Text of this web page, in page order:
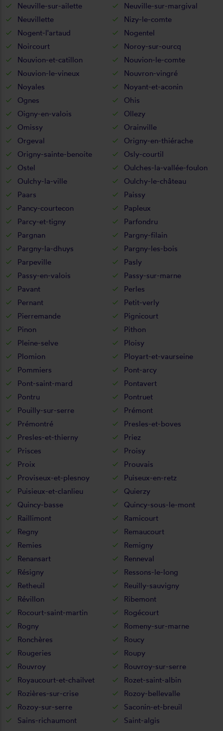
Neuville-sur-ailette
Neuville-sur-margival
Neuvillette
Nizy-le-comte
Nogent-l'artaud
Nogentel
Noircourt
Noroy-sur-ourcq
Nouvion-et-catillon
Nouvion-le-comte
Nouvion-le-vineux
Nouvron-vingré
Noyales
Noyant-et-aconin
Ognes
Ohis
Oigny-en-valois
Ollezy
Omissy
Orainville
Orgeval
Origny-en-thiérache
Origny-sainte-benoite
Osly-courtil
Ostel
Oulches-la-vallée-foulon
Oulchy-la-ville
Oulchy-le-château
Paars
Paissy
Pancy-courtecon
Papleux
Parcy-et-tigny
Parfondru
Pargnan
Pargny-filain
Pargny-la-dhuys
Pargny-les-bois
Parpeville
Pasly
Passy-en-valois
Passy-sur-marne
Pavant
Perles
Pernant
Petit-verly
Pierremande
Pignicourt
Pinon
Pithon
Pleine-selve
Ploisy
Plomion
Ployart-et-vaurseine
Pommiers
Pont-arcy
Pont-saint-mard
Pontavert
Pontru
Pontruet
Pouilly-sur-serre
Prémont
Prémontré
Presles-et-boves
Presles-et-thierny
Priez
Prisces
Proisy
Proix
Prouvais
Proviseux-et-plesnoy
Puiseux-en-retz
Puisieux-et-clanlieu
Quierzy
Quincy-basse
Quincy-sous-le-mont
Raillimont
Ramicourt
Regny
Remaucourt
Remies
Remigny
Renansart
Renneval
Résigny
Ressons-le-long
Retheuil
Reuilly-sauvigny
Révillon
Ribemont
Rocourt-saint-martin
Rogécourt
Rogny
Romeny-sur-marne
Ronchères
Roucy
Rougeries
Roupy
Rouvroy
Rouvroy-sur-serre
Royaucourt-et-chailvet
Rozet-saint-albin
Rozières-sur-crise
Rozoy-bellevalle
Rozoy-sur-serre
Saconin-et-breuil
Sains-richaumont
Saint-algis